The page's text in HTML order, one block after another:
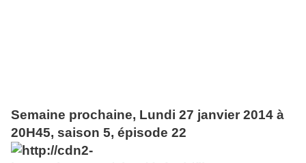
Semaine prochaine, Lundi 27 janvier 2014 à
20H45, saison 5, épisode 22